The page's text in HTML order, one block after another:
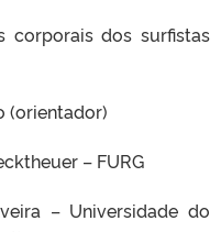
corporais dos surfistas
(orientador)
– FURG
– Universidade do